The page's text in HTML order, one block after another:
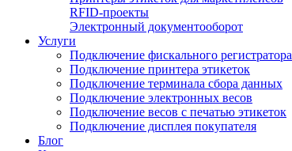
RFID-проекты
Электронный документооборот
Услуги
Подключение фискального регистратора
Подключение принтера этикеток
Подключение терминала сбора данных
Подключение электронных весов
Подключение весов с печатью этикеток
Подключение дисплея покупателя
Блог